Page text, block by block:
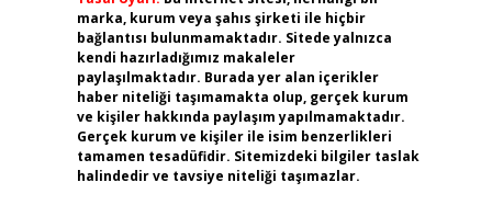
marka, kurum veya şahıs şirketi ile hiçbir
bağlantısı bulunmamaktadır. Sitede yalnızca
kendi hazırladığımız makaleler
paylaşılmaktadır. Burada yer alan içerikler
haber niteliği taşımamakta olup, gerçek kurum
ve kişiler hakkında paylaşım yapılmamaktadır.
Gerçek kurum ve kişiler ile isim benzerlikleri
tamamen tesadüfidir. Sitemizdeki bilgiler taslak
halindedir ve tavsiye niteliği taşımazlar.